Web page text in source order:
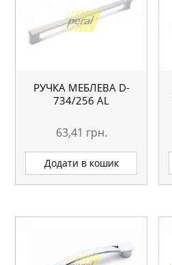
РУЧКА МЕБЛЕВА D-
734/256 AL
63,41 грн.
Додати в кошик